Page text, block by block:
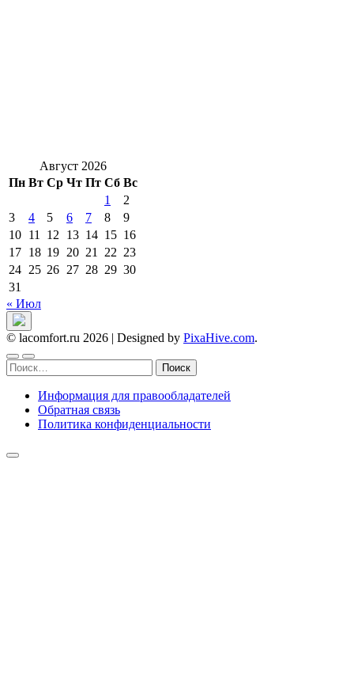
Август 2026
Пн Вт Ср Чт Пт Сб Вс
1
2
3
4 5 6 7 8
9
10 11 12 13 14 15 16
17 18 19 20 21 22 23
24 25 26 27 28 29 30
31
« Июл
© lacomfort.ru 2026 | Designed by PixaHive.com.
Найти:
Информация для правообладателей
Обратная связь
Политика конфиденциальности